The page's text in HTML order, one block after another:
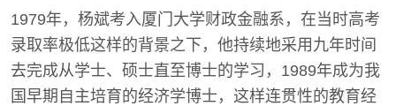
1979年，杨斌考入厦门大学财政金融系，在当时高考
录取率极低这样的背景之下，他持续地采用九年时间
去完成从学士、硕士直至博士的学习，1989年成为我
国早期自主培育的经济学博士，这样连贯性的教育经